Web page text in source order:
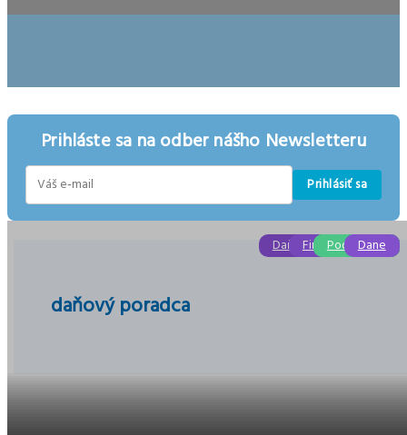
Prihláste sa na odber nášho Newsletteru
Prihlásiť sa
daňový poradca
Účtovníctvo
Daňové priznanie
Daňové poradenstvo
Dane
Ekonomika
Finančná správa
Podnikanie
Podnikanie
Dane